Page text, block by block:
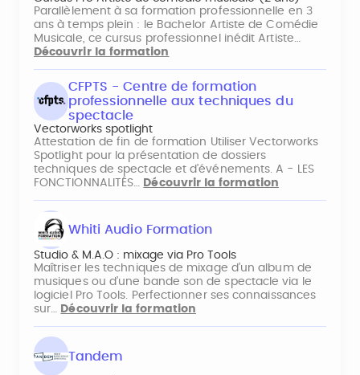
Parallèlement à sa formation professionnelle en 3
ans à temps plein : le Bachelor Artiste de Comédie
Musicale, ce cursus professionnel inédit Artiste…
Découvrir la formation
CFPTS - Centre de formation
professionnelle aux techniques du
spectacle
Vectorworks spotlight
Attestation de fin de formation Utiliser Vectorworks
Spotlight pour la présentation de dossiers
techniques de spectacle et d’événements. A - LES
FONCTIONNALITÉS… Découvrir la formation
Whiti Audio Formation
Studio & M.A.O : mixage via Pro Tools
Maîtriser les techniques de mixage d’un album de
musiques ou d’une bande son de spectacle via le
logiciel Pro Tools. Perfectionner ses connaissances
sur… Découvrir la formation
Tandem